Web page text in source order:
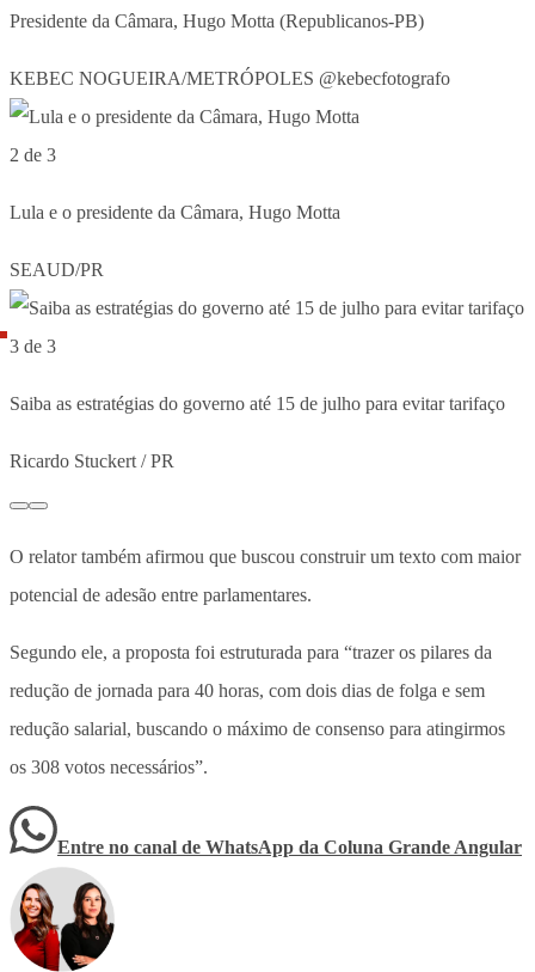
Presidente da Câmara, Hugo Motta (Republicanos-PB)
KEBEC NOGUEIRA/METRÓPOLES @kebecfotografo
2 de 3
Lula e o presidente da Câmara, Hugo Motta
SEAUD/PR
3 de 3
Saiba as estratégias do governo até 15 de julho para evitar tarifaço
Ricardo Stuckert / PR
O relator também afirmou que buscou construir um texto com maior
potencial de adesão entre parlamentares.
Segundo ele, a proposta foi estruturada para “trazer os pilares da
redução de jornada para 40 horas, com dois dias de folga e sem
redução salarial, buscando o máximo de consenso para atingirmos
os 308 votos necessários”.
Entre no canal de WhatsApp da Coluna Grande Angular